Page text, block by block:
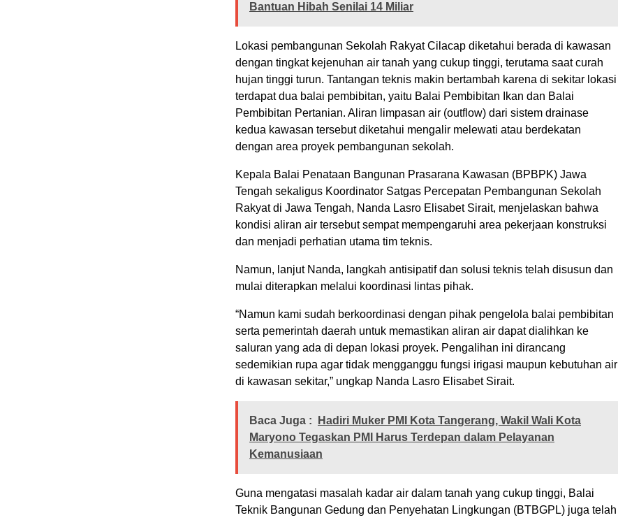
Bantuan Hibah Senilai 14 Miliar
Lokasi pembangunan Sekolah Rakyat Cilacap diketahui berada di kawasan
dengan tingkat kejenuhan air tanah yang cukup tinggi, terutama saat curah
hujan tinggi turun. Tantangan teknis makin bertambah karena di sekitar lokasi
terdapat dua balai pembibitan, yaitu Balai Pembibitan Ikan dan Balai
Pembibitan Pertanian. Aliran limpasan air (outflow) dari sistem drainase
kedua kawasan tersebut diketahui mengalir melewati atau berdekatan
dengan area proyek pembangunan sekolah.
Kepala Balai Penataan Bangunan Prasarana Kawasan (BPBPK) Jawa
Tengah sekaligus Koordinator Satgas Percepatan Pembangunan Sekolah
Rakyat di Jawa Tengah, Nanda Lasro Elisabet Sirait, menjelaskan bahwa
kondisi aliran air tersebut sempat mempengaruhi area pekerjaan konstruksi
dan menjadi perhatian utama tim teknis.
Namun, lanjut Nanda, langkah antisipatif dan solusi teknis telah disusun dan
mulai diterapkan melalui koordinasi lintas pihak.
“Namun kami sudah berkoordinasi dengan pihak pengelola balai pembibitan
serta pemerintah daerah untuk memastikan aliran air dapat dialihkan ke
saluran yang ada di depan lokasi proyek. Pengalihan ini dirancang
sedemikian rupa agar tidak mengganggu fungsi irigasi maupun kebutuhan air
di kawasan sekitar,” ungkap Nanda Lasro Elisabet Sirait.
Baca Juga :
Hadiri Muker PMI Kota Tangerang, Wakil Wali Kota
Maryono Tegaskan PMI Harus Terdepan dalam Pelayanan
Kemanusiaan
Guna mengatasi masalah kadar air dalam tanah yang cukup tinggi, Balai
Teknik Bangunan Gedung dan Penyehatan Lingkungan (BTBGPL) juga telah